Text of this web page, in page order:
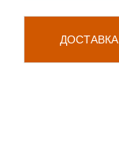
ДОСТАВКА